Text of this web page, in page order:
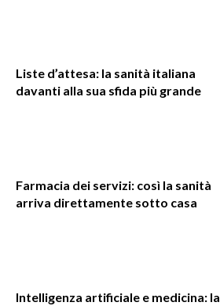
Liste d’attesa: la sanità italiana
davanti alla sua sfida più grande
Farmacia dei servizi: così la sanità
arriva direttamente sotto casa
Intelligenza artificiale e medicina: la